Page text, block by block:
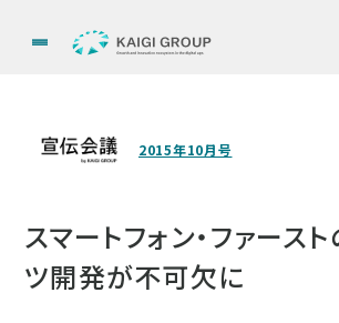
2015年10月号
スマートフォン・ファース
ツ開発が不可欠に